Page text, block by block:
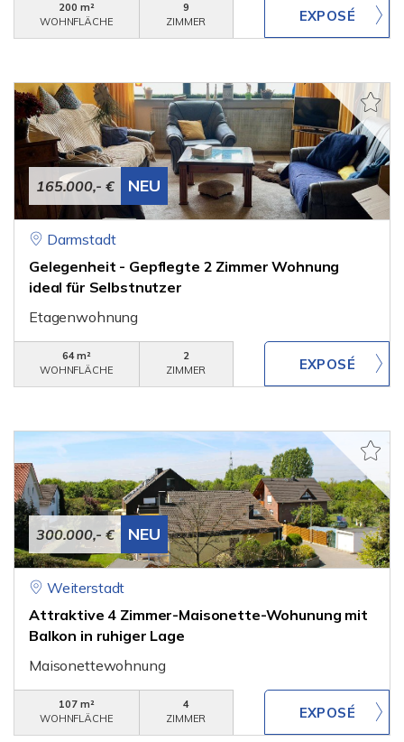
200 m²
WOHNFLÄCHE
9
ZIMMER
165.000,- € NEU
Darmstadt
Gelegenheit - Gepflegte 2 Zimmer Wohnung
ideal für Selbstnutzer
Etagenwohnung
64 m²
WOHNFLÄCHE
2
ZIMMER
300.000,- € NEU
Weiterstadt
Attraktive 4 Zimmer-Maisonette-Wohunung mit
Balkon in ruhiger Lage
Maisonettewohnung
107 m²
WOHNFLÄCHE
4
ZIMMER